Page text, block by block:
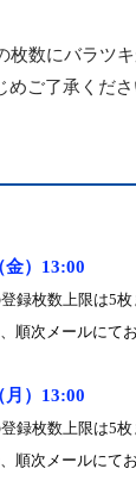
数にバラツキ
ご了承くださ
金） 13:00
録枚数上限は5枚
順次メールにて
月 ） 13:00
録枚数上限は5枚
順次メールにて